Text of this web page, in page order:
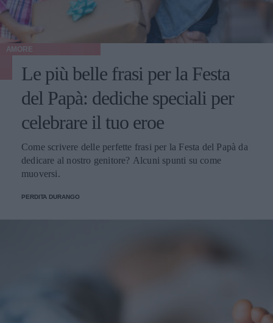
AMORE
Le più belle frasi per la Festa
del Papà: dediche speciali per
celebrare il tuo eroe
Come scrivere delle perfette frasi per la Festa del Papà da
dedicare al nostro genitore? Alcuni spunti su come
muoversi.
PERDITA DURANGO